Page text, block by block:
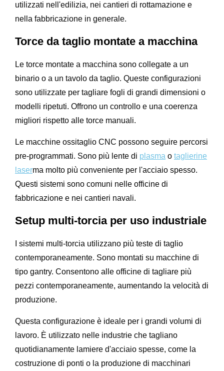
utilizzati nell'edilizia, nei cantieri di rottamazione e
nella fabbricazione in generale.
Torce da taglio montate a macchina
Le torce montate a macchina sono collegate a un
binario o a un tavolo da taglio. Queste configurazioni
sono utilizzate per tagliare fogli di grandi dimensioni o
modelli ripetuti. Offrono un controllo e una coerenza
migliori rispetto alle torce manuali.
Le macchine ossitaglio CNC possono seguire percorsi
pre-programmati. Sono più lente di plasma o taglierine
laserma molto più conveniente per l'acciaio spesso.
Questi sistemi sono comuni nelle officine di
fabbricazione e nei cantieri navali.
Setup multi-torcia per uso industriale
I sistemi multi-torcia utilizzano più teste di taglio
contemporaneamente. Sono montati su macchine di
tipo gantry. Consentono alle officine di tagliare più
pezzi contemporaneamente, aumentando la velocità di
produzione.
Questa configurazione è ideale per i grandi volumi di
lavoro. È utilizzato nelle industrie che tagliano
quotidianamente lamiere d'acciaio spesse, come la
costruzione di ponti o la produzione di macchinari